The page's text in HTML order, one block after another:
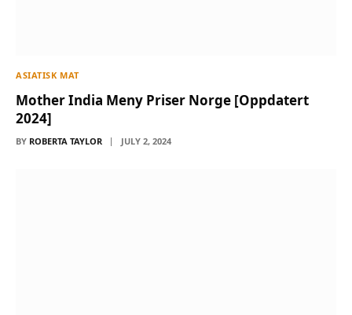
ASIATISK MAT
Mother India Meny Priser Norge [Oppdatert
2024]
BY ROBERTA TAYLOR JULY 2, 2024